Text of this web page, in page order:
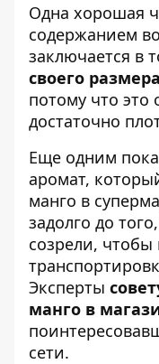
Одна хорошая
содержанием
заключается в
своего
потому что это
достаточно
Еще одним
аромат,
манго в
задолго до
созрели,
Эксперты
манго в
сети.